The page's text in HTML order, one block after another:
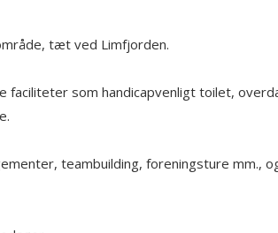
tæt ved Limfjorden.
faciliteter som handicapvenligt toilet,
teambuilding, foreningsture mm.,